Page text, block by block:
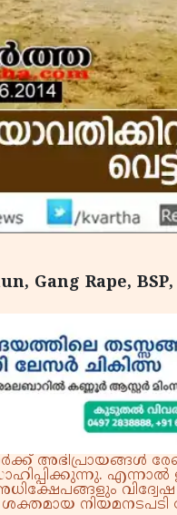
Gang Rape,
അഭിപ്രായങ്ങൾ
വിദ്വേഷ
നിയമനടപടി